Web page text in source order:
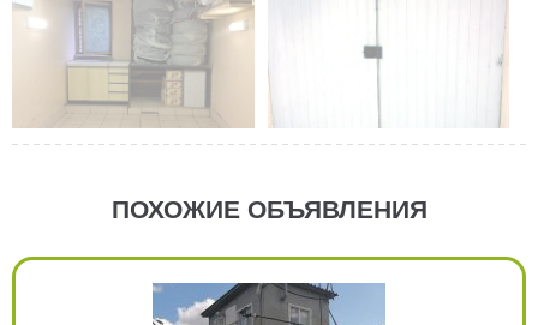
ПОХОЖИЕ ОБЪЯВЛЕНИЯ